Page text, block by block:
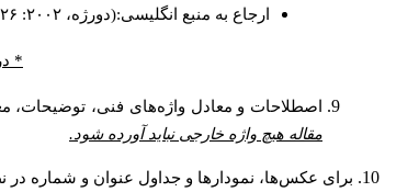
ارجاع به منبع انگلیسی:(دورژه، ۲۰۰۲: ۳۲۶-۳۲۷)
*
اصطلاحات و معادل واژه‌های فنی، توضیحات،
مقاله هیچ واژه خارجی نباید آورده شود.
برای عکس‌ها، نمودارها و جداول عنوان و شماره در